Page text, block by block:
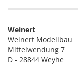
Weinert
Weinert Modellbau
Mittelwendung 7
D - 28844 Weyhe